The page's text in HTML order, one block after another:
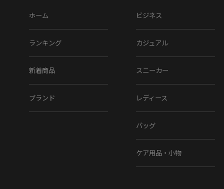
ホーム
ランキング
新着商品
ブランド
ビジネス
カジュアル
スニーカー
レディース
バッグ
ケア用品・小物